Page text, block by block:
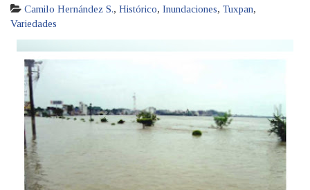
Camilo Hernández S., Histórico, Inundaciones, Tuxpan,
Variedades